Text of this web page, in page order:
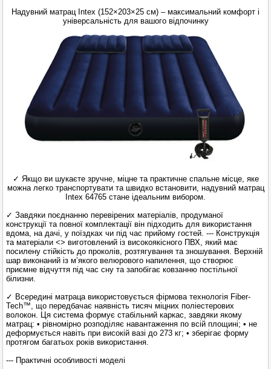
Надувний матрац Intex (152×203×25 см) – максимальний комфорт і
універсальність для вашого відпочинку
✓ Якщо ви шукаєте зручне, міцне та практичне спальне місце, яке
можна легко транспортувати та швидко встановити, надувний матрац
Intex 64765 стане ідеальним вибором.
✓ Завдяки поєднанню перевірених матеріалів, продуманої
конструкції та повної комплектації він підходить для використання
вдома, на дачі, у поїздках чи під час прийому гостей. --- Конструкція
та матеріали <> виготовлений із високоякісного ПВХ, який має
посилену стійкість до проколів, розтягування та зношування. Верхній
шар виконаний із м’якого велюрового напилення, що створює
приємне відчуття під час сну та запобігає ковзанню постільної
білизни.
✓ Всередині матраца використовується фірмова технологія Fiber-
Tech™, що передбачає наявність тисяч міцних поліестерових
волокон. Ця система формує стабільний каркас, завдяки якому
матрац: • рівномірно розподіляє навантаження по всій площині; • не
деформується навіть при високій вазі до 273 кг; • зберігає форму
протягом багатьох років використання.
--- Практичні особливості моделі